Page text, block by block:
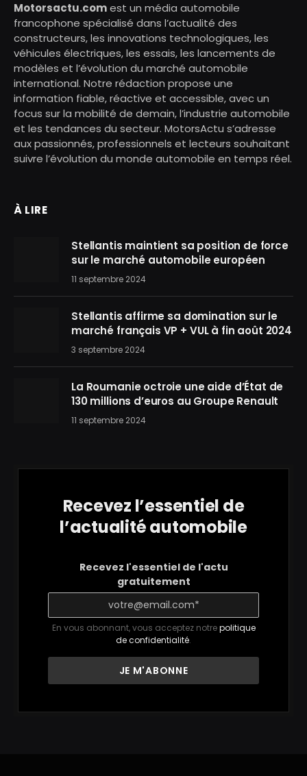
Motorsactu.comest un média automobile
francophone spécialisé dans l’actualité des
constructeurs, les innovations technologiques, les
véhicules électriques, les essais, les lancements de
modèles et l’évolution du marché automobile
international. Notre rédaction propose une
information fiable, réactive et accessible, avec un
focus sur la mobilité de demain, l’industrie automobile
et les tendances du secteur. MotorsActu s’adresse
aux passionnés, professionnels et lecteurs souhaitant
suivre l’évolution du monde automobile en temps réel.
À LIRE
Stellantis maintient sa position de force
sur le marché automobile européen
11 septembre 2024
Stellantis affirme sa domination sur le
marché français VP + VUL à fin août 2024
3 septembre 2024
La Roumanie octroie une aide d’État de
130 millions d’euros au Groupe Renault
11 septembre 2024
Recevez l’essentiel de
l’actualité automobile
Recevez l'essentiel de l'actu
gratuitement
En vous abonnant, vous acceptez notrepolitique
de confidentialité.